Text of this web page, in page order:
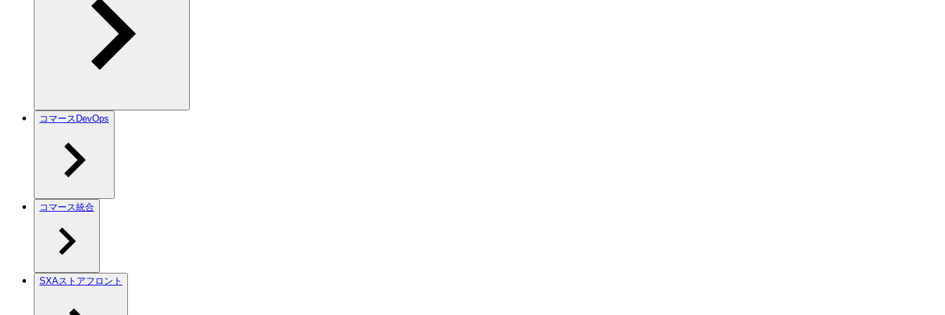
コマースDevOps
コマース統合
SXAストアフロント